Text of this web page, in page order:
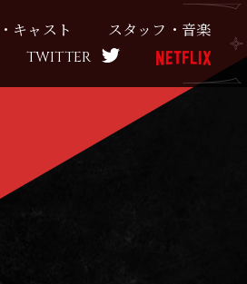
キャスト
スタッフ・音楽
TWITTER